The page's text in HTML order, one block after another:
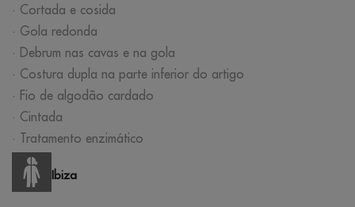
· Cortada e cosida
· Gola redonda
· Debrum nas cavas e na gola
· Costura dupla na parte inferior do artigo
· Fio de algodão cardado
· Cintada
· Tratamento enzimático
Ibiza